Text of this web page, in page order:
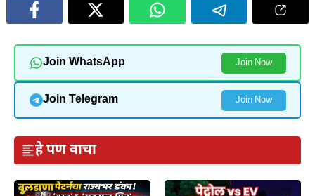
Join WhatsApp Join Now
Join Telegram Join Now
हे पण वाचा